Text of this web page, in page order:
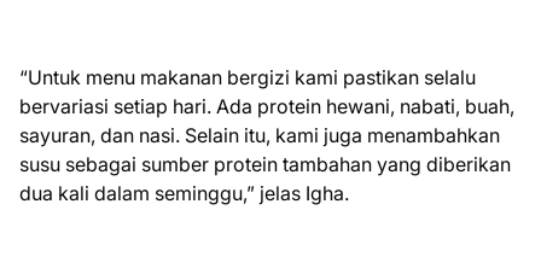
“Untuk menu makanan bergizi kami pastikan selalu
bervariasi setiap hari. Ada protein hewani, nabati, buah,
sayuran, dan nasi. Selain itu, kami juga menambahkan
susu sebagai sumber protein tambahan yang diberikan
dua kali dalam seminggu,” jelas Igha.